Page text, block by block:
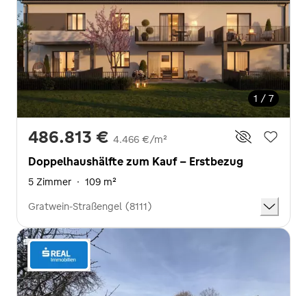
1 / 7
486.813 € 4.466 €/m²
Doppelhaushälfte zum Kauf - Erstbezug
5 Zimmer · 109 m²
Gratwein-Straßengel (8111)